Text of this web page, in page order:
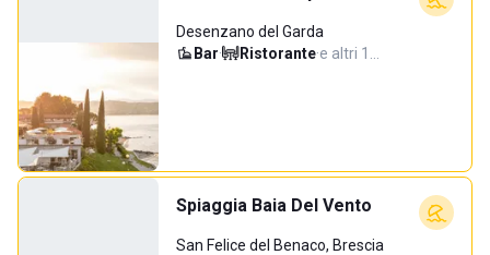
Desenzano del Garda
Bar· Ristorante·e altri 1…
Spiaggia Baia Del Vento
San Felice del Benaco, Brescia